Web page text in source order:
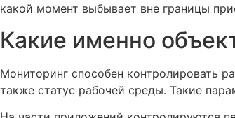
какой момент выбывает вне границы
Какие именно
Мониторинг способен контролировать
также статус рабочей среды. Такие